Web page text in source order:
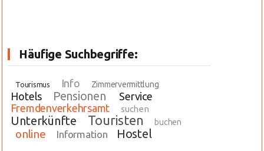
Häufige Suchbegriffe:
Tourismus Info Zimmervermittlung
Hotels Pensionen
Service
Fremdenverkehrsamt
suchen
Unterkünfte Touristen buchen
online Information Hostel